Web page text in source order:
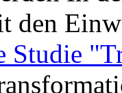
den
Studie